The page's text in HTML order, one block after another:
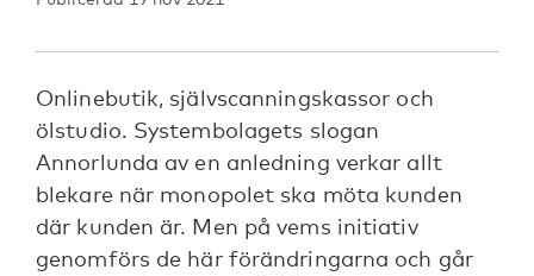
Onlinebutik, självscanningskassor och
ölstudio. Systembolagets slogan
Annorlunda av en anledning verkar allt
blekare när monopolet ska möta kunden
där kunden är. Men på vems initiativ
genomförs de här förändringarna och går